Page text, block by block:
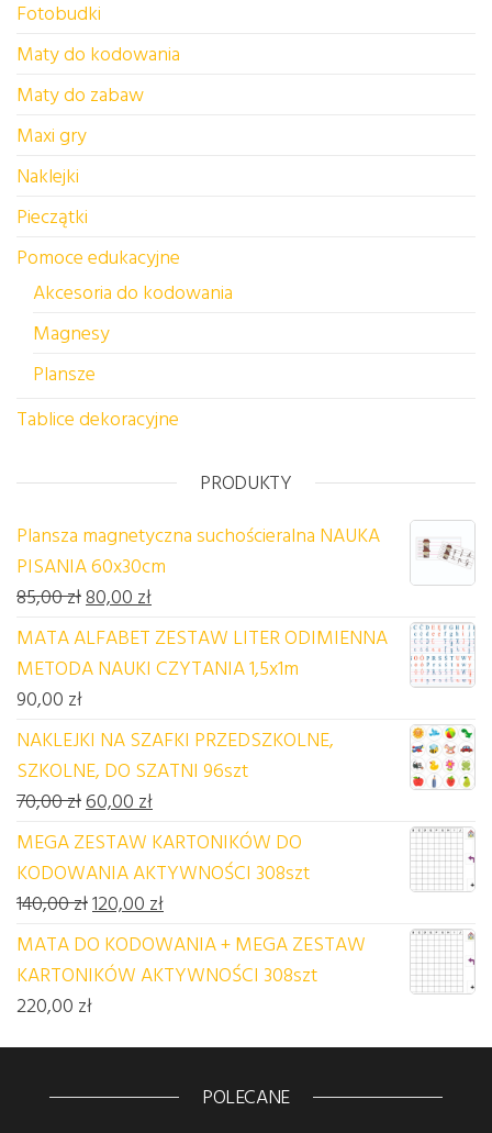
Fotobudki
Maty do kodowania
Maty do zabaw
Maxi gry
Naklejki
Pieczątki
Pomoce edukacyjne
Akcesoria do kodowania
Magnesy
Plansze
Tablice dekoracyjne
PRODUKTY
Plansza magnetyczna suchościeralna NAUKA
PISANIA 60x30cm
85,00złPierwotna cena wynosiła: 85,00 zł.
80,00 złAktualna cena wynosi: 80,00 zł.
MATA ALFABET ZESTAW LITER ODIMIENNA
METODA NAUKI CZYTANIA 1,5x1m
90,00 zł
NAKLEJKI NA SZAFKI PRZEDSZKOLNE,
SZKOLNE, DO SZATNI 96szt
70,00złPierwotna cena wynosiła: 70,00 zł.
60,00 złAktualna cena wynosi: 60,00 zł.
MEGA ZESTAW KARTONIKÓW DO
KODOWANIA AKTYWNOŚCI 308szt
140,00złPierwotna cena wynosiła: 140,00 zł.
120,00 złAktualna cena wynosi: 120,00 zł.
MATA DO KODOWANIA + MEGA ZESTAW
KARTONIKÓW AKTYWNOŚCI 308szt
220,00 zł
POLECANE